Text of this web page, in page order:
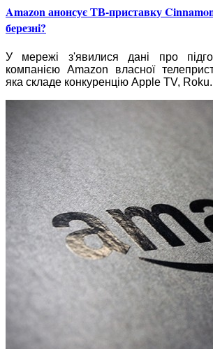
Amazon анонсує ТВ-приставку
березні?
У мережі з'явилися дані про
компанією Amazon власної
яка складе конкуренцію Apple TV, Roku.